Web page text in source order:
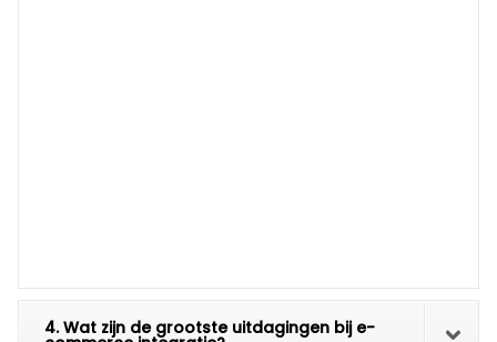
4. Wat zijn de grootste uitdagingen bij e-